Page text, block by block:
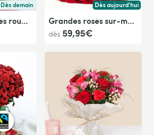
Dès demain
Livraison dès demain (pour toute commande passée
Brassée de roses rouges Max Havelaar
Dès aujourd'hui
Livraison dès
Grandes roses sur-mesure
dès 59,95€